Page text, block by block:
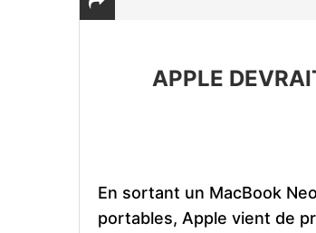
APPLE
En sortant un MacBook
portables, Apple vient de